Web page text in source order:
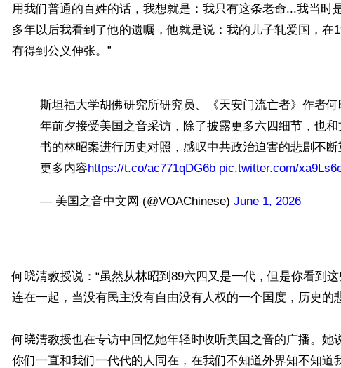
用我们普通的百姓的话，我想就是：我只有这条老命...我当时
多年以后我看到了他的遗嘱，他就是说：我的儿子轧爱国，在
有得到公义伸张。”
斯坦福大学胡佛研究所研究员、《天安门流亡者》作者
年前夕接受美国之音采访，除了披露更多六四细节，也
书的林昭案进行历史对照，感叹中共政治迫害的悲剧不断
更多内容https://t.co/ac771qDG6b pic.twitter.com/
— 美国之音中文网 (@VOAChinese) June 1, 2026
何𣇈清教授说：“虽然从林昭到89六四又是一代，但是你看到
连在一起，当没有民主没有自由没有人权的一个国度，历史的
何𣇈清教授也在专访中回忆她年轻时收听美国之音的广播。她
你们一直和我们一代代的人同在，在我们不知道外界知不知道